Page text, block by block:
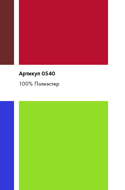
Артикул 0540
100% Полиэстер